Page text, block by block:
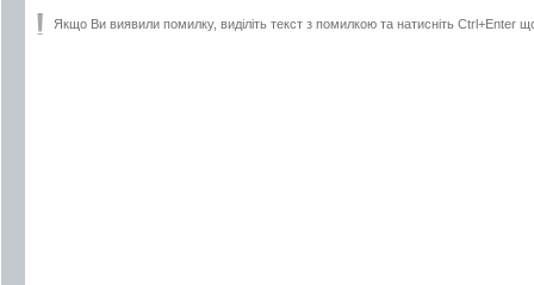
Якщо Ви виявили помилку, виділіть текст з помилкою та натисніть Ctrl+Enter